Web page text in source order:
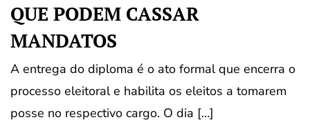
QUE PODEM CASSAR
MANDATOS
A entrega do diploma é o ato formal que encerra o
processo eleitoral e habilita os eleitos a tomarem
posse no respectivo cargo. O dia […]